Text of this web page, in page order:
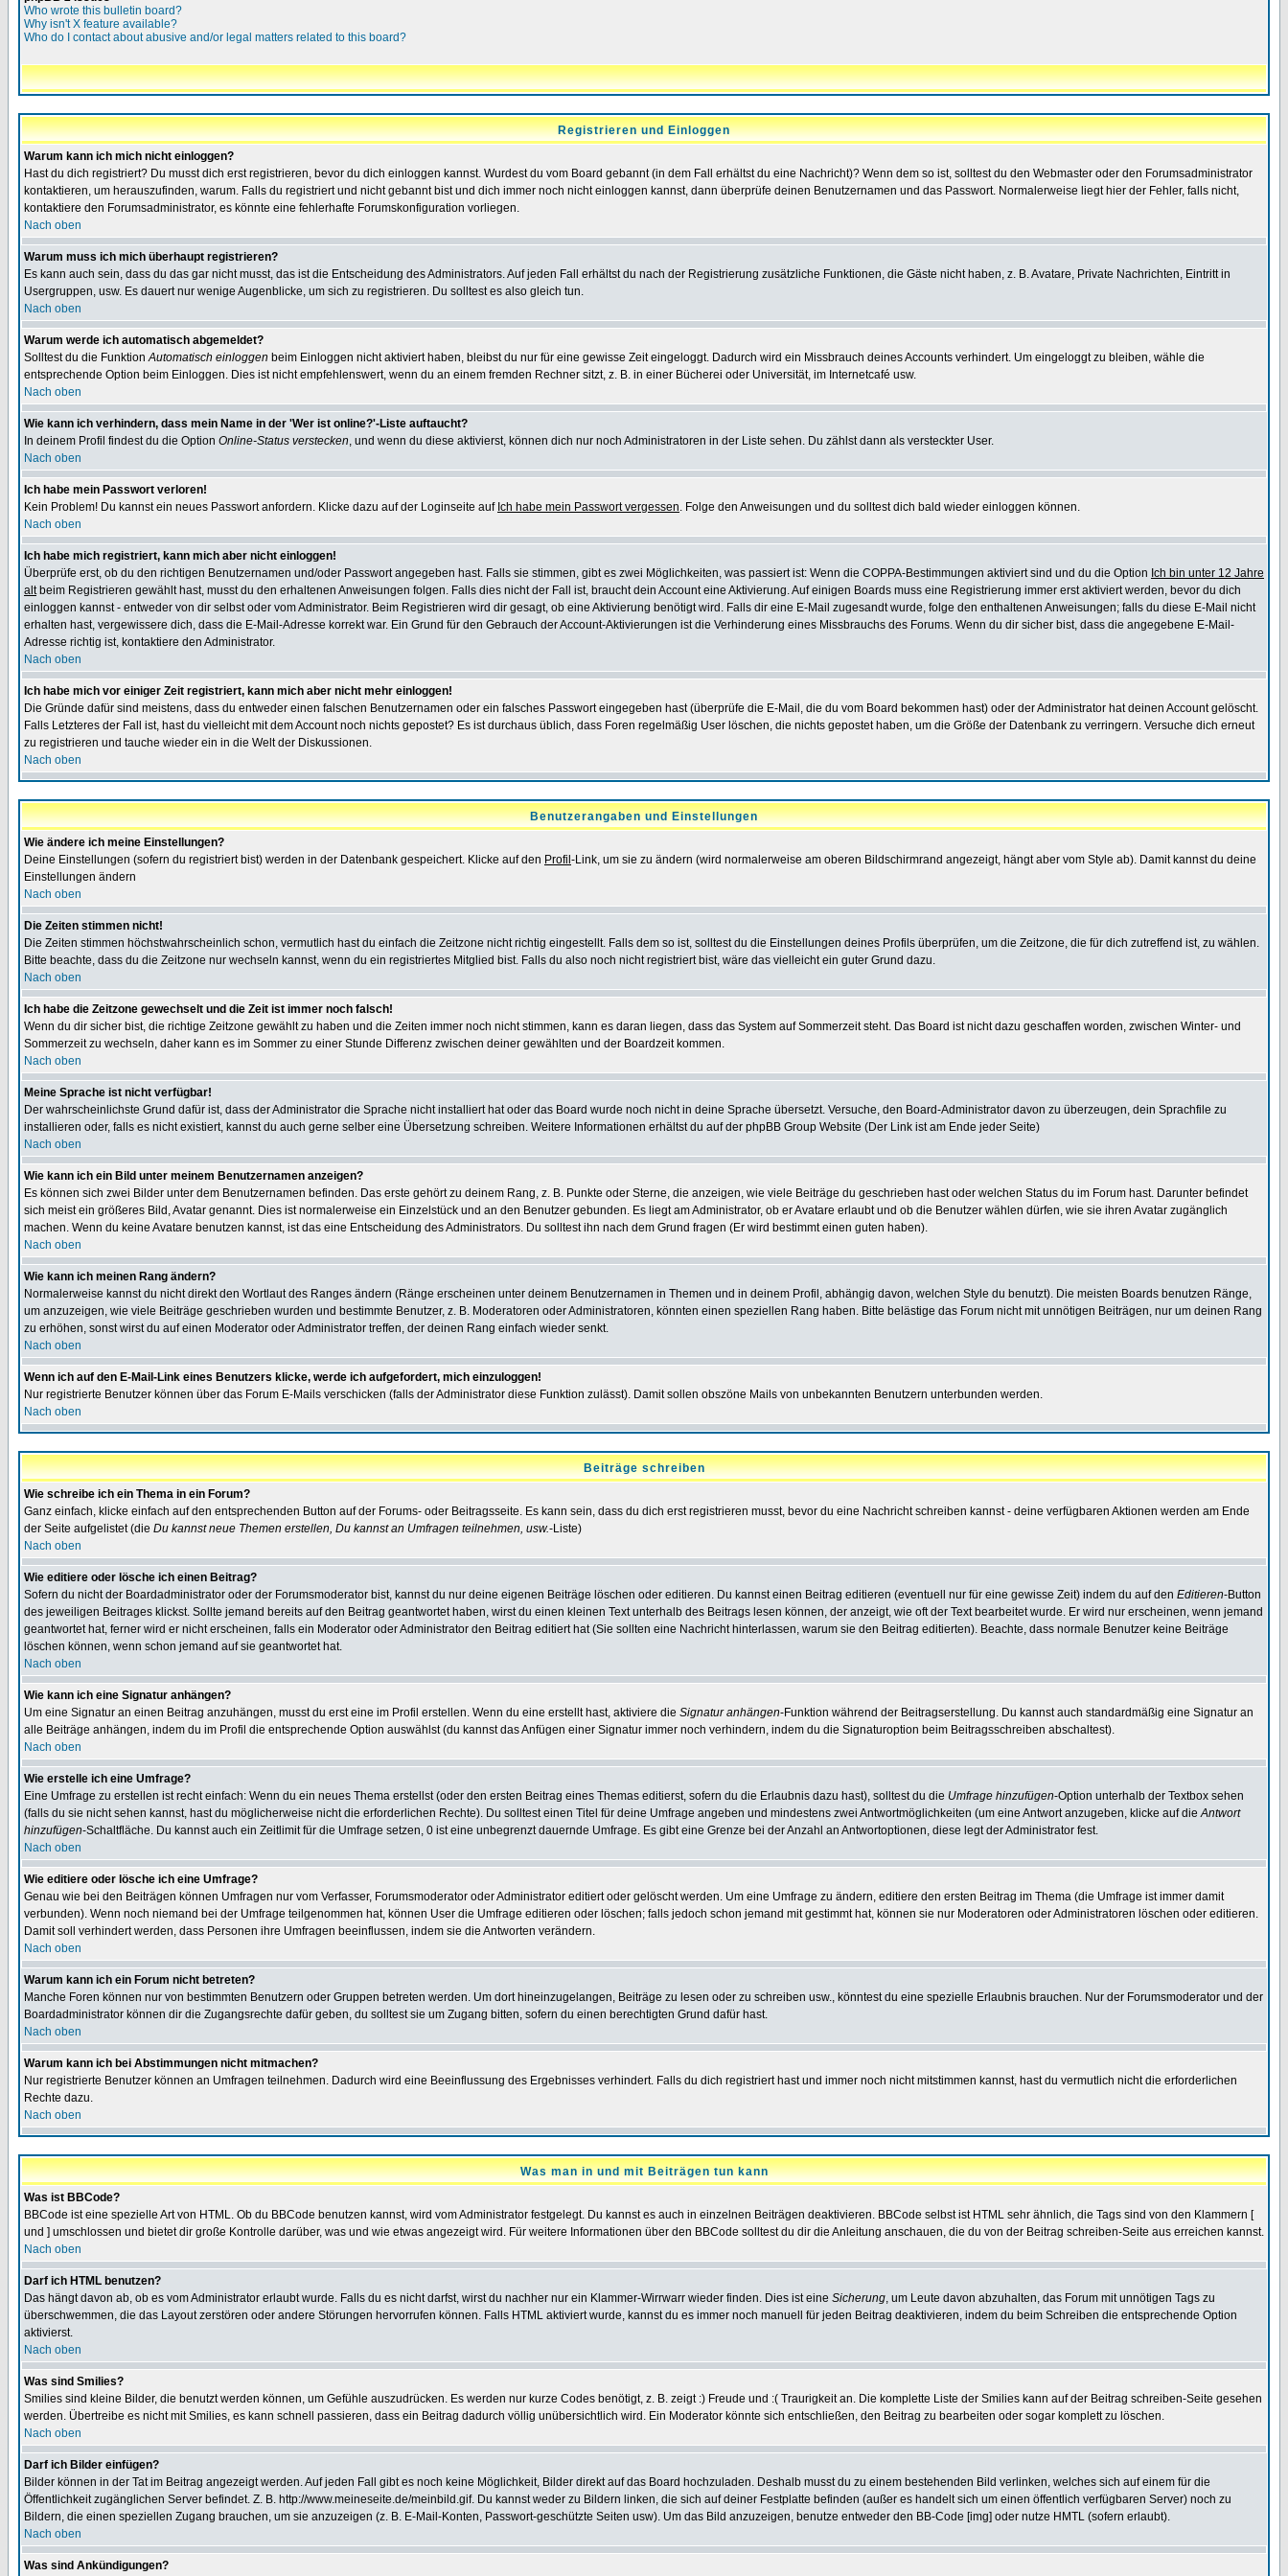
Who wrote this bulletin board?
Why isn't X feature available?
Who do I contact about abusive and/or legal matters related to this board?
Registrieren und Einloggen
Warum kann ich mich nicht einloggen?
Hast du dich registriert? Du musst dich erst registrieren, bevor du dich einloggen kannst. Wurdest du vom Board gebannt (in dem Fall erhältst du eine Nachricht)? Wenn dem so ist, solltest du den Webmaster oder den Forumsadministrator
kontaktieren, um herauszufinden, warum. Falls du registriert und nicht gebannt bist und dich immer noch nicht einloggen kannst, dann überprüfe deinen Benutzernamen und das Passwort. Normalerweise liegt hier der Fehler, falls nicht,
kontaktiere den Forumsadministrator, es könnte eine fehlerhafte Forumskonfiguration vorliegen.
Nach oben
Warum muss ich mich überhaupt registrieren?
Es kann auch sein, dass du das gar nicht musst, das ist die Entscheidung des Administrators. Auf jeden Fall erhältst du nach der Registrierung zusätzliche Funktionen, die Gäste nicht haben, z. B. Avatare, Private Nachrichten, Eintritt in
Usergruppen, usw. Es dauert nur wenige Augenblicke, um sich zu registrieren. Du solltest es also gleich tun.
Nach oben
Warum werde ich automatisch abgemeldet?
Solltest du die FunktionAutomatisch einloggen beim Einloggen nicht aktiviert haben, bleibst du nur für eine gewisse Zeit eingeloggt. Dadurch wird ein Missbrauch deines Accounts verhindert. Um eingeloggt zu bleiben, wähle die
entsprechende Option beim Einloggen. Dies ist nicht empfehlenswert, wenn du an einem fremden Rechner sitzt, z. B. in einer Bücherei oder Universität, im Internetcafé usw.
Nach oben
Wie kann ich verhindern, dass mein Name in der 'Wer ist online?'-Liste auftaucht?
In deinem Profil findest du die Option Online-Status verstecken, und wenn du diese aktivierst, können dich nur noch Administratoren in der Liste sehen. Du zählst dann als versteckter User.
Nach oben
Ich habe mein Passwort verloren!
Kein Problem! Du kannst ein neues Passwort anfordern. Klicke dazu auf der Loginseite auf Ich habe mein Passwort vergessen. Folge den Anweisungen und du solltest dich bald wieder einloggen können.
Nach oben
Ich habe mich registriert, kann mich aber nicht einloggen!
Überprüfe erst, ob du den richtigen Benutzernamen und/oder Passwort angegeben hast. Falls sie stimmen, gibt es zwei Möglichkeiten, was passiert ist: Wenn die COPPA-Bestimmungen aktiviert sind und du die Option Ich bin unter 12 Jahre
altbeim Registrieren gewählt hast, musst du den erhaltenen Anweisungen folgen. Falls dies nicht der Fall ist, braucht dein Account eine Aktivierung. Auf einigen Boards muss eine Registrierung immer erst aktiviert werden, bevor du dich
einloggen kannst - entweder von dir selbst oder vom Administrator. Beim Registrieren wird dir gesagt, ob eine Aktivierung benötigt wird. Falls dir eine E-Mail zugesandt wurde, folge den enthaltenen Anweisungen; falls du diese E-Mail nicht
erhalten hast, vergewissere dich, dass die E-Mail-Adresse korrekt war. Ein Grund für den Gebrauch der Account-Aktivierungen ist die Verhinderung eines Missbrauchs des Forums. Wenn du dir sicher bist, dass die angegebene E-Mail-
Adresse richtig ist, kontaktiere den Administrator.
Nach oben
Ich habe mich vor einiger Zeit registriert, kann mich aber nicht mehr einloggen!
Die Gründe dafür sind meistens, dass du entweder einen falschen Benutzernamen oder ein falsches Passwort eingegeben hast (überprüfe die E-Mail, die du vom Board bekommen hast) oder der Administrator hat deinen Account gelöscht.
Falls Letzteres der Fall ist, hast du vielleicht mit dem Account noch nichts gepostet? Es ist durchaus üblich, dass Foren regelmäßig User löschen, die nichts gepostet haben, um die Größe der Datenbank zu verringern. Versuche dich erneut
zu registrieren und tauche wieder ein in die Welt der Diskussionen.
Nach oben
Benutzerangaben und Einstellungen
Wie ändere ich meine Einstellungen?
Deine Einstellungen (sofern du registriert bist) werden in der Datenbank gespeichert. Klicke auf den Profil -Link, um sie zu ändern (wird normalerweise am oberen Bildschirmrand angezeigt, hängt aber vom Style ab). Damit kannst du deine
Einstellungen ändern
Nach oben
Die Zeiten stimmen nicht!
Die Zeiten stimmen höchstwahrscheinlich schon, vermutlich hast du einfach die Zeitzone nicht richtig eingestellt. Falls dem so ist, solltest du die Einstellungen deines Profils überprüfen, um die Zeitzone, die für dich zutreffend ist, zu wählen.
Bitte beachte, dass du die Zeitzone nur wechseln kannst, wenn du ein registriertes Mitglied bist. Falls du also noch nicht registriert bist, wäre das vielleicht ein guter Grund dazu.
Nach oben
Ich habe die Zeitzone gewechselt und die Zeit ist immer noch falsch!
Wenn du dir sicher bist, die richtige Zeitzone gewählt zu haben und die Zeiten immer noch nicht stimmen, kann es daran liegen, dass das System auf Sommerzeit steht. Das Board ist nicht dazu geschaffen worden, zwischen Winter- und
Sommerzeit zu wechseln, daher kann es im Sommer zu einer Stunde Differenz zwischen deiner gewählten und der Boardzeit kommen.
Nach oben
Meine Sprache ist nicht verfügbar!
Der wahrscheinlichste Grund dafür ist, dass der Administrator die Sprache nicht installiert hat oder das Board wurde noch nicht in deine Sprache übersetzt. Versuche, den Board-Administrator davon zu überzeugen, dein Sprachfile zu
installieren oder, falls es nicht existiert, kannst du auch gerne selber eine Übersetzung schreiben. Weitere Informationen erhältst du auf der phpBB Group Website (Der Link ist am Ende jeder Seite)
Nach oben
Wie kann ich ein Bild unter meinem Benutzernamen anzeigen?
Es können sich zwei Bilder unter dem Benutzernamen befinden. Das erste gehört zu deinem Rang, z. B. Punkte oder Sterne, die anzeigen, wie viele Beiträge du geschrieben hast oder welchen Status du im Forum hast. Darunter befindet
sich meist ein größeres Bild, Avatar genannt. Dies ist normalerweise ein Einzelstück und an den Benutzer gebunden. Es liegt am Administrator, ob er Avatare erlaubt und ob die Benutzer wählen dürfen, wie sie ihren Avatar zugänglich
machen. Wenn du keine Avatare benutzen kannst, ist das eine Entscheidung des Administrators. Du solltest ihn nach dem Grund fragen (Er wird bestimmt einen guten haben).
Nach oben
Wie kann ich meinen Rang ändern?
Normalerweise kannst du nicht direkt den Wortlaut des Ranges ändern (Ränge erscheinen unter deinem Benutzernamen in Themen und in deinem Profil, abhängig davon, welchen Style du benutzt). Die meisten Boards benutzen Ränge,
um anzuzeigen, wie viele Beiträge geschrieben wurden und bestimmte Benutzer, z. B. Moderatoren oder Administratoren, könnten einen speziellen Rang haben. Bitte belästige das Forum nicht mit unnötigen Beiträgen, nur um deinen Rang
zu erhöhen, sonst wirst du auf einen Moderator oder Administrator treffen, der deinen Rang einfach wieder senkt.
Nach oben
Wenn ich auf den E-Mail-Link eines Benutzers klicke, werde ich aufgefordert, mich einzuloggen!
Nur registrierte Benutzer können über das Forum E-Mails verschicken (falls der Administrator diese Funktion zulässt). Damit sollen obszöne Mails von unbekannten Benutzern unterbunden werden.
Nach oben
Beiträge schreiben
Wie schreibe ich ein Thema in ein Forum?
Ganz einfach, klicke einfach auf den entsprechenden Button auf der Forums- oder Beitragsseite. Es kann sein, dass du dich erst registrieren musst, bevor du eine Nachricht schreiben kannst - deine verfügbaren Aktionen werden am Ende
der Seite aufgelistet (die Du kannst neue Themen erstellen, Du kannst an Umfragen teilnehmen, usw.-Liste)
Nach oben
Wie editiere oder lösche ich einen Beitrag?
Sofern du nicht der Boardadministrator oder der Forumsmoderator bist, kannst du nur deine eigenen Beiträge löschen oder editieren. Du kannst einen Beitrag editieren (eventuell nur für eine gewisse Zeit) indem du auf den Editieren-Button
des jeweiligen Beitrages klickst. Sollte jemand bereits auf den Beitrag geantwortet haben, wirst du einen kleinen Text unterhalb des Beitrags lesen können, der anzeigt, wie oft der Text bearbeitet wurde. Er wird nur erscheinen, wenn jemand
geantwortet hat, ferner wird er nicht erscheinen, falls ein Moderator oder Administrator den Beitrag editiert hat (Sie sollten eine Nachricht hinterlassen, warum sie den Beitrag editierten). Beachte, dass normale Benutzer keine Beiträge
löschen können, wenn schon jemand auf sie geantwortet hat.
Nach oben
Wie kann ich eine Signatur anhängen?
Um eine Signatur an einen Beitrag anzuhängen, musst du erst eine im Profil erstellen. Wenn du eine erstellt hast, aktiviere die Signatur anhängen-Funktion während der Beitragserstellung. Du kannst auch standardmäßig eine Signatur an
alle Beiträge anhängen, indem du im Profil die entsprechende Option auswählst (du kannst das Anfügen einer Signatur immer noch verhindern, indem du die Signaturoption beim Beitragsschreiben abschaltest).
Nach oben
Wie erstelle ich eine Umfrage?
Eine Umfrage zu erstellen ist recht einfach: Wenn du ein neues Thema erstellst (oder den ersten Beitrag eines Themas editierst, sofern du die Erlaubnis dazu hast), solltest du die Umfrage hinzufügen-Option unterhalb der Textbox sehen
(falls du sie nicht sehen kannst, hast du möglicherweise nicht die erforderlichen Rechte). Du solltest einen Titel für deine Umfrage angeben und mindestens zwei Antwortmöglichkeiten (um eine Antwort anzugeben, klicke auf dieAntwort
hinzufügen-Schaltfläche. Du kannst auch ein Zeitlimit für die Umfrage setzen, 0 ist eine unbegrenzt dauernde Umfrage. Es gibt eine Grenze bei der Anzahl an Antwortoptionen, diese legt der Administrator fest.
Nach oben
Wie editiere oder lösche ich eine Umfrage?
Genau wie bei den Beiträgen können Umfragen nur vom Verfasser, Forumsmoderator oder Administrator editiert oder gelöscht werden. Um eine Umfrage zu ändern, editiere den ersten Beitrag im Thema (die Umfrage ist immer damit
verbunden). Wenn noch niemand bei der Umfrage teilgenommen hat, können User die Umfrage editieren oder löschen; falls jedoch schon jemand mit gestimmt hat, können sie nur Moderatoren oder Administratoren löschen oder editieren.
Damit soll verhindert werden, dass Personen ihre Umfragen beeinflussen, indem sie die Antworten verändern.
Nach oben
Warum kann ich ein Forum nicht betreten?
Manche Foren können nur von bestimmten Benutzern oder Gruppen betreten werden. Um dort hineinzugelangen, Beiträge zu lesen oder zu schreiben usw., könntest du eine spezielle Erlaubnis brauchen. Nur der Forumsmoderator und der
Boardadministrator können dir die Zugangsrechte dafür geben, du solltest sie um Zugang bitten, sofern du einen berechtigten Grund dafür hast.
Nach oben
Warum kann ich bei Abstimmungen nicht mitmachen?
Nur registrierte Benutzer können an Umfragen teilnehmen. Dadurch wird eine Beeinflussung des Ergebnisses verhindert. Falls du dich registriert hast und immer noch nicht mitstimmen kannst, hast du vermutlich nicht die erforderlichen
Rechte dazu.
Nach oben
Was man in und mit Beiträgen tun kann
Was ist BBCode?
BBCode ist eine spezielle Art von HTML. Ob du BBCode benutzen kannst, wird vom Administrator festgelegt. Du kannst es auch in einzelnen Beiträgen deaktivieren. BBCode selbst ist HTML sehr ähnlich, die Tags sind von den Klammern [
und ] umschlossen und bietet dir große Kontrolle darüber, was und wie etwas angezeigt wird. Für weitere Informationen über den BBCode solltest du dir die Anleitung anschauen, die du von der Beitrag schreiben-Seite aus erreichen kannst.
Nach oben
Darf ich HTML benutzen?
Das hängt davon ab, ob es vom Administrator erlaubt wurde. Falls du es nicht darfst, wirst du nachher nur ein Klammer-Wirrwarr wieder finden. Dies ist eine Sicherung, um Leute davon abzuhalten, das Forum mit unnötigen Tags zu
überschwemmen, die das Layout zerstören oder andere Störungen hervorrufen können. Falls HTML aktiviert wurde, kannst du es immer noch manuell für jeden Beitrag deaktivieren, indem du beim Schreiben die entsprechende Option
aktivierst.
Nach oben
Was sind Smilies?
Smilies sind kleine Bilder, die benutzt werden können, um Gefühle auszudrücken. Es werden nur kurze Codes benötigt, z. B. zeigt :) Freude und :( Traurigkeit an. Die komplette Liste der Smilies kann auf der Beitrag schreiben-Seite gesehen
werden. Übertreibe es nicht mit Smilies, es kann schnell passieren, dass ein Beitrag dadurch völlig unübersichtlich wird. Ein Moderator könnte sich entschließen, den Beitrag zu bearbeiten oder sogar komplett zu löschen.
Nach oben
Darf ich Bilder einfügen?
Bilder können in der Tat im Beitrag angezeigt werden. Auf jeden Fall gibt es noch keine Möglichkeit, Bilder direkt auf das Board hochzuladen. Deshalb musst du zu einem bestehenden Bild verlinken, welches sich auf einem für die
Öffentlichkeit zugänglichen Server befindet. Z. B. http://www.meineseite.de/meinbild.gif. Du kannst weder zu Bildern linken, die sich auf deiner Festplatte befinden (außer es handelt sich um einen öffentlich verfügbaren Server) noch zu
Bildern, die einen speziellen Zugang brauchen, um sie anzuzeigen (z. B. E-Mail-Konten, Passwort-geschützte Seiten usw). Um das Bild anzuzeigen, benutze entweder den BB-Code [img] oder nutze HMTL (sofern erlaubt).
Nach oben
Was sind Ankündigungen?